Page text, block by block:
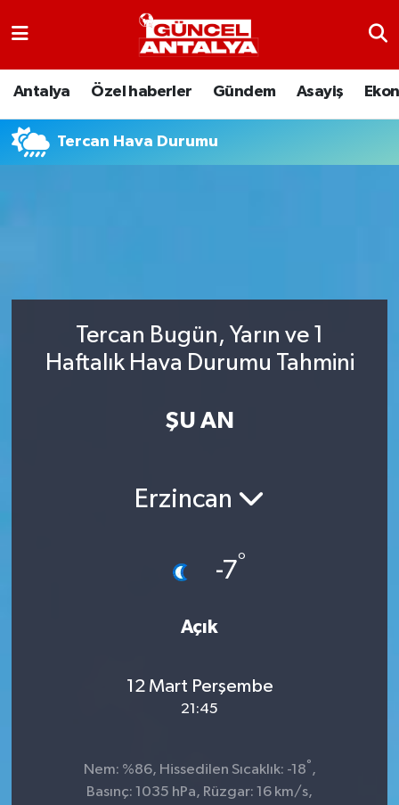
Antalya Özel haberler Gündem Asayiş
Tercan Hava Durumu
Tercan Bugün, Yarın ve 1
Haftalık Hava Durumu Tahmini
ŞU AN
Erzincan
-7°
Açık
12 Mart Perşembe
21:45
Nem: %86, Hissedilen Sıcaklık: -18° ,
Basınç: 1035 hPa, Rüzgar: 16 km/s,
Antalya
Ekonomi
Nöbetçi Eczaneler
Son Dakika Haberleri